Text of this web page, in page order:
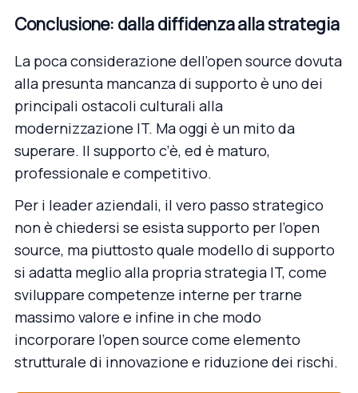
Conclusione: dalla diffidenza alla strategia
La poca considerazione dell’open source dovuta
alla presunta mancanza di supporto è uno dei
principali ostacoli culturali alla
modernizzazione IT. Ma oggi è un mito da
superare. Il supporto c’è, ed è maturo,
professionale e competitivo.
Per i leader aziendali, il vero passo strategico
non è chiedersi se esista supporto per l’open
source, ma piuttosto quale modello di supporto
si adatta meglio alla propria strategia IT, come
sviluppare competenze interne per trarne
massimo valore e infine in che modo
incorporare l’open source come elemento
strutturale di innovazione e riduzione dei rischi.